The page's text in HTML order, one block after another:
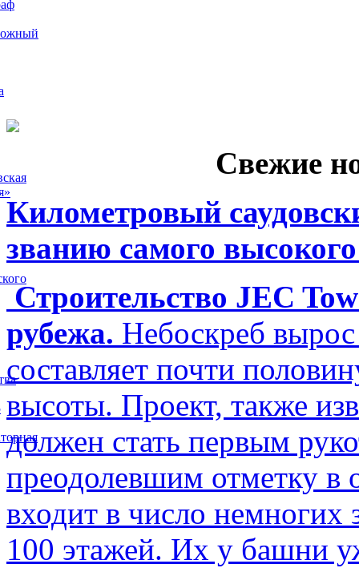
Свежие
Километровый
званию самого
Строительство JEC
рубежа. Небоскреб
составляет почти
высоты. Проект, также
должен стать первым
преодолевшим отметку в
входит в число
100 этажей. Их у башни